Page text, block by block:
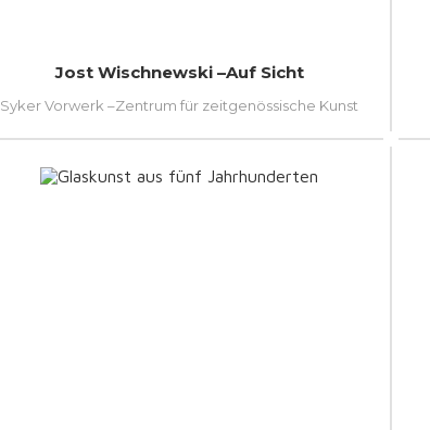
Jost Wischnewski –Auf Sicht
Syker Vorwerk –Zentrum für zeitgenössische Kunst